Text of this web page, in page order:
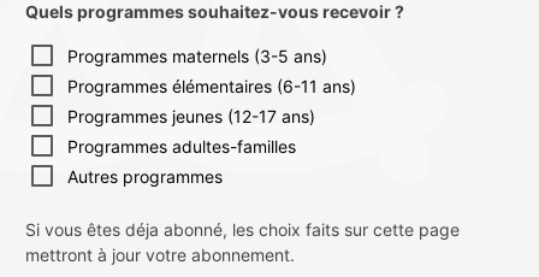
Quels programmes souhaitez-vous recevoir ?
Programmes maternels (3-5 ans)
Programmes élémentaires (6-11 ans)
Programmes jeunes (12-17 ans)
Programmes adultes-familles
Autres programmes
Si vous êtes déja abonné, les choix faits sur cette page
mettront à jour votre abonnement.